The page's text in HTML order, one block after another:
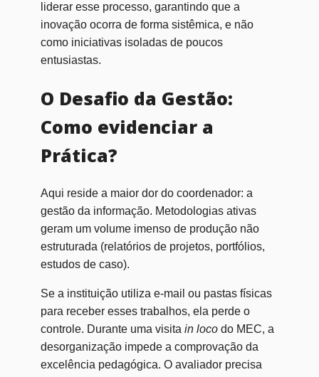
liderar esse processo, garantindo que a
inovação ocorra de forma sistêmica, e não
como iniciativas isoladas de poucos
entusiastas.
O Desafio da Gestão:
Como evidenciar a
Prática?
Aqui reside a maior dor do coordenador: a
gestão da informação. Metodologias ativas
geram um volume imenso de produção não
estruturada (relatórios de projetos, portfólios,
estudos de caso).
Se a instituição utiliza e-mail ou pastas físicas
para receber esses trabalhos, ela perde o
controle. Durante uma visita in locodo MEC, a
desorganização impede a comprovação da
excelência pedagógica. O avaliador precisa